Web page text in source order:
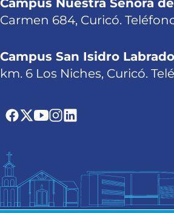
Campus Nuestra Señora
Carmen 684, Curicó.
Campus San Isidro
km. 6 Los Niches, Curicó.